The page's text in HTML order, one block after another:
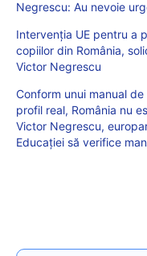
Negrescu: Au nevoie
Intervenția UE pentru a
copiilor din România,
Victor Negrescu
Conform unui manual
profil real, România nu
Victor Negrescu,
Educației să verifice